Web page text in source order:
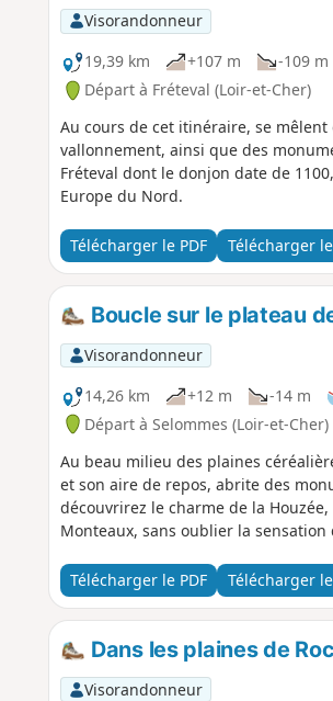
Visorandonneur
19,39 km
+107 m -109 m
Départ à Fréteval (Loir-et-Cher)
Au cours de cet itinéraire, se
vallonnement, ainsi que des
Fréteval dont le donjon date de
Europe du Nord.
Télécharger le PDF Télécharger le
Boucle sur le plateau
Visorandonneur
14,26 km
+12 m -14 m
Départ à Selommes (Loir-et-Cher)
Au beau milieu des plaines
et son aire de repos, abrite des
découvrirez le charme de la
Monteaux, sans oublier la
Télécharger le PDF Télécharger le
Dans les plaines de
Visorandonneur